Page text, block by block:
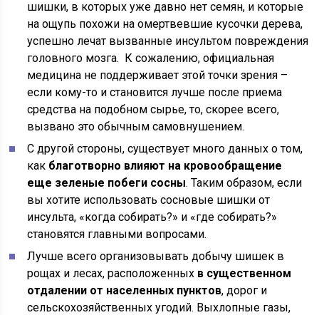
шишки, в которых уже давно нет семян, и которые
на ощупь похожи на омертвевшие кусочки дерева,
успешно лечат вызванные инсультом повреждения
головного мозга. К сожалению, официальная
медицина не поддерживает этой точки зрения –
если кому-то и становится лучше после приема
средства на подобном сырье, то, скорее всего,
вызвано это обычным самовнушением.
С другой стороны, существует много данных о том,
как благотворно влияют на кровообращение
еще зеленые побеги сосны. Таким образом, если
вы хотите использовать сосновые шишки от
инсульта, «когда собирать?» и «где собирать?»
становятся главными вопросами.
Лучше всего организовывать добычу шишек в
рощах и лесах, расположенных в существенном
отдалении от населенных пунктов, дорог и
сельскохозяйственных угодий. Выхлопные газы,